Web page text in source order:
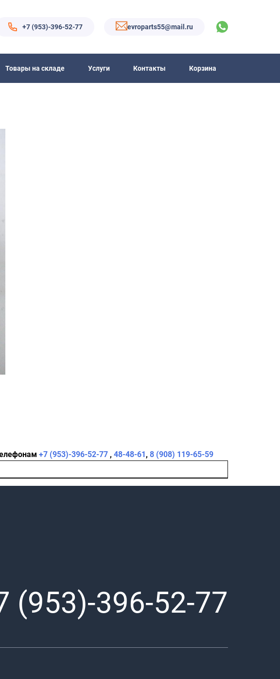
+7 (953)-396-52-77 evroparts55@mail.ru
Товары на складе Услуги Контакты Корзина
+7 (953)-396-52-77 , 48-48-61, 8 (908) 119-65-59
(953)-396-52-77